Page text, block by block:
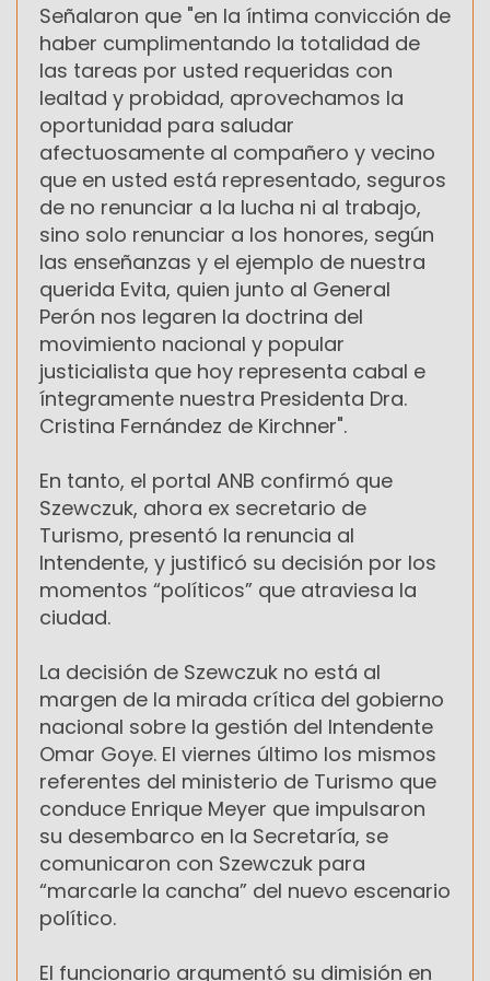
Señalaron que "en la íntima convicción de
haber cumplimentando la totalidad de
las tareas por usted requeridas con
lealtad y probidad, aprovechamos la
oportunidad para saludar
afectuosamente al compañero y vecino
que en usted está representado, seguros
de no renunciar a la lucha ni al trabajo,
sino solo renunciar a los honores, según
las enseñanzas y el ejemplo de nuestra
querida Evita, quien junto al General
Perón nos legaren la doctrina del
movimiento nacional y popular
justicialista que hoy representa cabal e
íntegramente nuestra Presidenta Dra.
Cristina Fernández de Kirchner".
En tanto, el portal ANB confirmó que
Szewczuk, ahora ex secretario de
Turismo, presentó la renuncia al
Intendente, y justificó su decisión por los
momentos “políticos” que atraviesa la
ciudad.
La decisión de Szewczuk no está al
margen de la mirada crítica del gobierno
nacional sobre la gestión del Intendente
Omar Goye. El viernes último los mismos
referentes del ministerio de Turismo que
conduce Enrique Meyer que impulsaron
su desembarco en la Secretaría, se
comunicaron con Szewczuk para
“marcarle la cancha” del nuevo escenario
político.
El funcionario argumentó su dimisión en